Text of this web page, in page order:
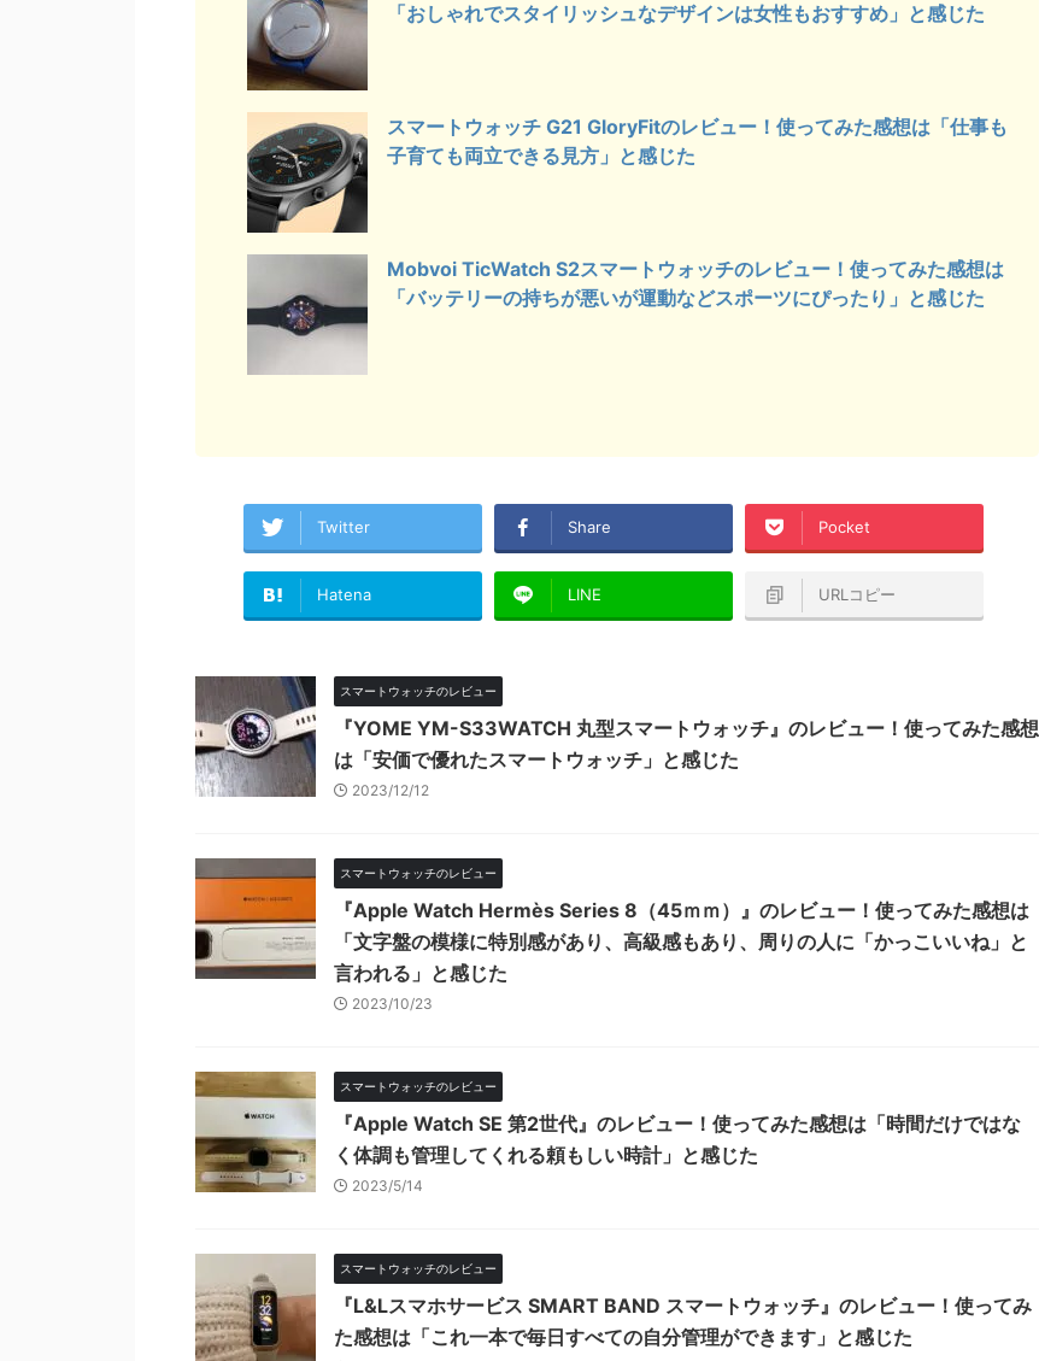
「おしゃれでスタイリッシュなデザインは女性もおすすめ」と感じた
スマートウォッチ G21 GloryFitのレビュー！使ってみた感想は「仕事も
子育ても両立できる見方」と感じた
Mobvoi TicWatch S2スマートウォッチのレビュー！使ってみた感想は
「バッテリーの持ちが悪いが運動などスポーツにぴったり」と感じた
Twitter Share Pocket
Hatena LINE URLコピー
スマートウォッチのレビュー
『YOME YM-S33WATCH 丸型スマートウォッチ』のレビュー！使ってみた感想
は「安価で優れたスマートウォッチ」と感じた
2023/12/12
スマートウォッチのレビュー
『Apple Watch Hermès Series 8（45ｍｍ）』のレビュー！使ってみた感想は
「文字盤の模様に特別感があり、高級感もあり、周りの人に「かっこいいね」と
言われる」と感じた
2023/10/23
スマートウォッチのレビュー
『Apple Watch SE 第2世代』のレビュー！使ってみた感想は「時間だけではな
く体調も管理してくれる頼もしい時計」と感じた
2023/5/14
スマートウォッチのレビュー
『L&Lスマホサービス SMART BAND スマートウォッチ』のレビュー！使ってみ
た感想は「これ一本で毎日すべての自分管理ができます」と感じた